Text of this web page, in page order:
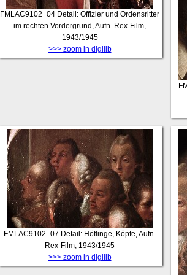
FMLAC9102_04 Detail: Offizier und Ordensritter
im rechten Vordergrund, Aufn. Rex-Film,
1943/1945
>>> zoom in digilib
FMLAC9102_07 Detail: Höflinge, Köpfe, Aufn.
Rex-Film, 1943/1945
>>> zoom in digilib